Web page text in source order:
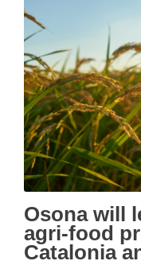
Osona will
agri-food
Catalonia